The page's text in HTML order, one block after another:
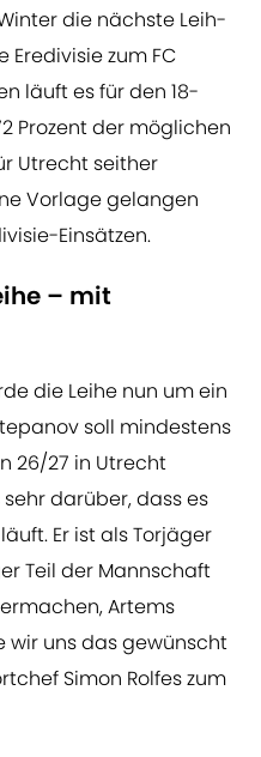
die nächste Leih-
Eredivisie zum FC
läuft es für den 18-
Prozent der möglichen
Utrecht seither
Vorlage gelangen
Einsätzen.
– mit
die Leihe nun um ein
soll mindestens
26/27 in Utrecht
darüber, dass es
Er ist als Torjäger
Teil der Mannschaft
Artems
wir uns das gewünscht
Simon Rolfes zum